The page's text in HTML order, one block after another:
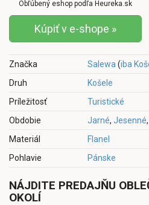
Obľúbený eshop podľa Heureka.sk
Kúpiť v e-shope »
Značka Salewa (iba
Druh
Košele
Príležitosť
Turistické
Obdobie
Jarné, Jesenné,
Materiál
Flanel
Pohlavie
Pánske
NÁJDITE PREDAJŇU
OKOLÍ